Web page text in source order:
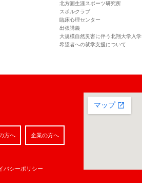
北方圏生涯スポーツ研究所
スポルクラブ
臨床心理センター
出張講義
大規模自然災害に伴う北翔大学入学
希望者への就学支援について
方へ 企業の方へ
バシーポリシー